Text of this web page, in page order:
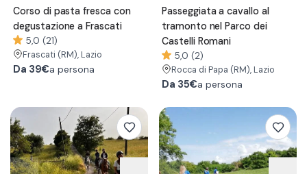
Corso di pasta fresca con
degustazione a Frascati
5,0 (21)
Frascati (RM), Lazio
Da 39€a persona
Passeggiata a cavallo al
tramonto nel Parco dei
Castelli Romani
5,0 (2)
Rocca di Papa (RM), Lazio
Da 35€a persona